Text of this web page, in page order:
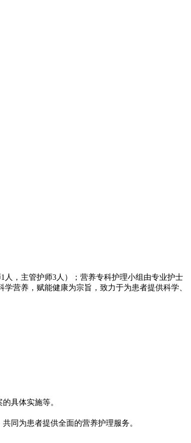
，主管护师3人）；营养专科护理小组由专业护士
营养，赋能健康为宗旨，致力于为患者提供科学、
具体实施等。
同为患者提供全面的营养护理服务。